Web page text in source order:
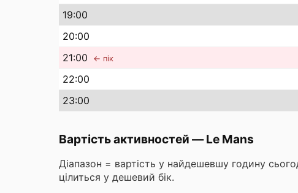
19:00
20:00
21:00 ← пік
22:00
23:00
Вартість активностей —Le Mans
Діапазон = вартість у найдешевшу годину
цілиться у дешевий бік.